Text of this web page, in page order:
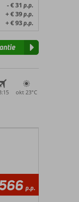
- € 31 p.p.
+ € 39p.p.
+ € 93p.p.
okt 23°C
p.p.